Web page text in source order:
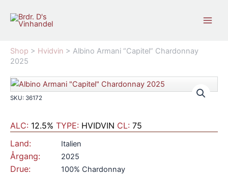
Shop > Hvidvin > Albino Armani “Capitel” Chardonnay
2025
SKU: 36172
ALC: 12.5% TYPE: HVIDVIN CL: 75
Land:
Italien
Årgang: 2025
Drue: 100% Chardonnay